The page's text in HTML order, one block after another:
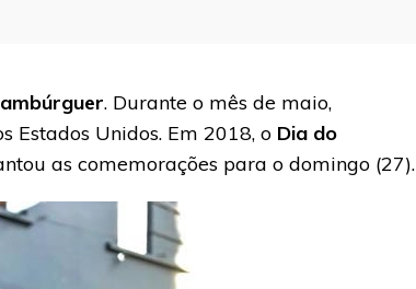
. Durante o mês de maio,
Unidos. Em 2018, o Dia do
as comemorações para o domingo (27).